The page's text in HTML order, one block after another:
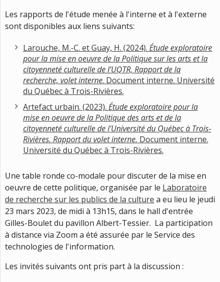
Les rapports de l'étude menée à l'interne et à l'externe
sont disponibles aux liens suivants:
Larouche, M.-C. et Guay, H. (2024). Étude exploratoire
pour la mise en oeuvre de la Politique sur les arts et la
citoyenneté culturelle de l’UQTR, Rapport de la
recherche, volet interne. Document interne. Université
du Québec à Trois-Rivières.
Artefact urbain. (2023). Étude exploratoire pour la
mise en oeuvre de la Politique des arts et de la
citoyenneté culturelle de l'Université du Québec à Trois-
Rivières. Rapport du volet interne. Document interne.
Université du Québec à Trois-Rivières.
Une table ronde co-modale pour discuter de la mise en
oeuvre de cette politique, organisée par le Laboratoire
de recherche sur les publics de la culture a eu lieu le jeudi
23 mars 2023, de midi à 13h15, dans le hall d'entrée
Gilles-Boulet du pavillon Albert-Tessier. La participation
à distance via Zoom a été assurée par le Service des
technologies de l'information.
Les invités suivants ont pris part à la discussion :